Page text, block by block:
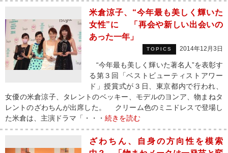
米倉涼子、“今年最も美しく輝いた
女性”に 「再会や新しい出会いの
あった一年」
TOPICS 2014年12月3日
“今年最も美しく輝いた著名人”を表彰す
る第３回「ベストビューティストアワー
ド」授賞式が３日、東京都内で行われ、
女優の米倉涼子、タレントのベッキー、モデルのヨンア、物まねタ
レントのざわちんが出席した。 クリーム色のミニドレスで登場し
た米倉は、主演ドラマ「・・・ 続きを読む
ざわちん、自身の方向性を模索